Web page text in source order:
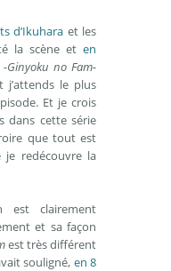
d’Ikuhara et les
la scène et en
-Ginyoku no Fam-
j’attends le plus
Et je crois
dans cette série
que tout est
redécouvre la
est clairement
et sa façon
est très différent
souligné, en 8